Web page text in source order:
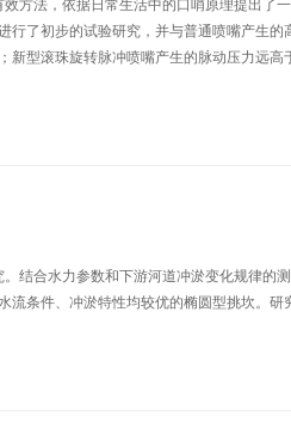
方法，依据日常生活中的口哨原理提出了
了初步的试验研究，并与普通喷嘴产生的
型滚珠旋转脉冲喷嘴产生的脉动压力远高
结合水力参数和下游河道冲淤变化规律的
条件、冲淤特性均较优的椭圆型挑坎。